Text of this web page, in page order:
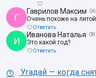
Г
Гаврилов Максим
Очень похоже на
Ответить
И
Иванова Наталья
Это какой год?
Ответить
Угадай — когда